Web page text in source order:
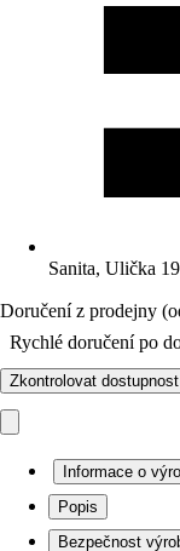
Sanita, Ulička 19
Doručení z prodejny
Rychlé doručení po
Zkontrolovat
Informace o
Popis
Bezpečnost